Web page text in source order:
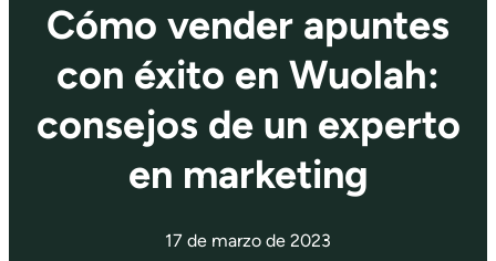
Cómo vender apuntes
con éxito en Wuolah:
consejos de un experto
en marketing
17 de marzo de 2023